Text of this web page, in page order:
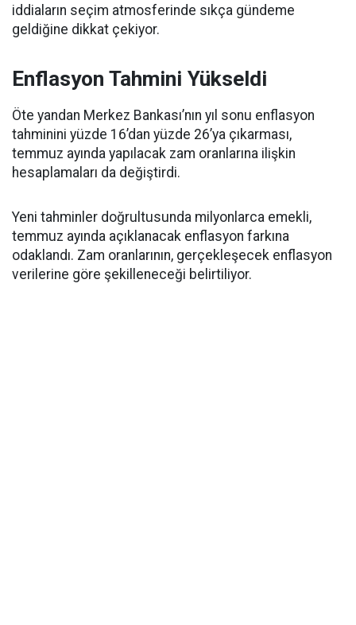
iddiaların seçim atmosferinde sıkça gündeme
geldiğine dikkat çekiyor.
Enflasyon Tahmini Yükseldi
Öte yandan Merkez Bankası’nın yıl sonu enflasyon
tahminini yüzde 16’dan yüzde 26’ya çıkarması,
temmuz ayında yapılacak zam oranlarına ilişkin
hesaplamaları da değiştirdi.
Yeni tahminler doğrultusunda milyonlarca emekli,
temmuz ayında açıklanacak enflasyon farkına
odaklandı. Zam oranlarının, gerçekleşecek enflasyon
verilerine göre şekilleneceği belirtiliyor.